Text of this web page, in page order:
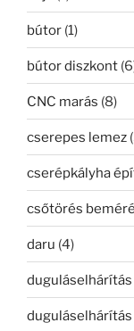
bútor (1)
bútor diszkont
CNC marás (8)
cserepes lemez
cserépkályha
csőtörés
daru (4)
duguláselhárítás